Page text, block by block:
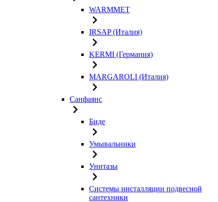
WARMMET
IRSAP (Италия)
KERMI (Германия)
MARGAROLI (Италия)
Санфаянс
Биде
Умывальники
Унитазы
Системы инсталляции подвесной
сантехники